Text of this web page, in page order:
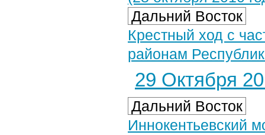
Дальний Восток
Крестный ход с
районам
29 Октября
Дальний Восток
Иннокентьевский